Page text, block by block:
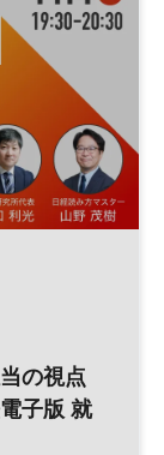
の視点
子版 就